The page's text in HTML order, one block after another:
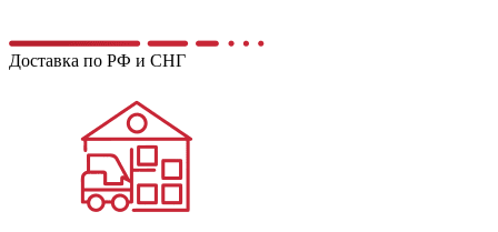
Доставка по РФ и СНГ